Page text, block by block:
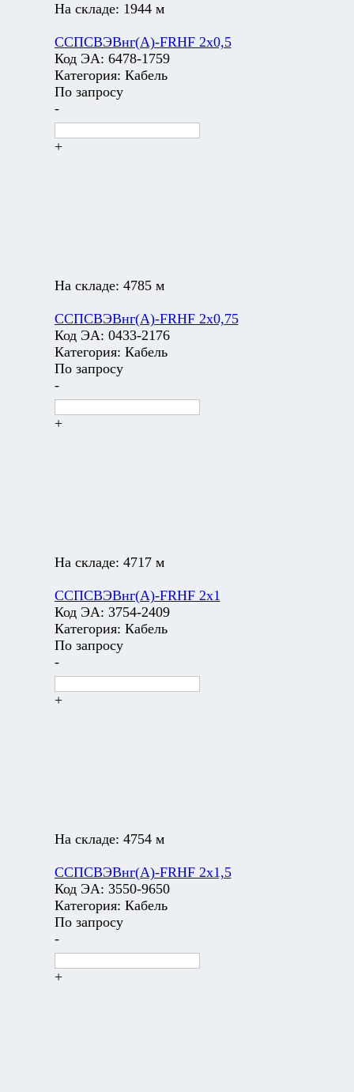
На складе: 1944 м
ССПСВЭВнг(А)-FRHF 2х0,5
Код ЭА: 6478-1759
Категория: Кабель
По запросу
-
+
На складе: 4785 м
ССПСВЭВнг(А)-FRHF 2х0,75
Код ЭА: 0433-2176
Категория: Кабель
По запросу
-
+
На складе: 4717 м
ССПСВЭВнг(А)-FRHF 2х1
Код ЭА: 3754-2409
Категория: Кабель
По запросу
-
+
На складе: 4754 м
ССПСВЭВнг(А)-FRHF 2х1,5
Код ЭА: 3550-9650
Категория: Кабель
По запросу
-
+